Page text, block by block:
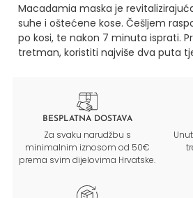
Macadamia maska je
suhe i oštećene kose. Češljem
po kosi, te nakon 7 minuta isprati.
tretman, koristiti najviše dva puta
BESPLATNA DOSTAVA
Za svaku narudžbu s
minimalnim iznosom od 50€
prema svim dijelovima Hrvatske.